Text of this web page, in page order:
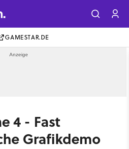
GAMESTAR.DE
4 - Fast
Grafikdemo